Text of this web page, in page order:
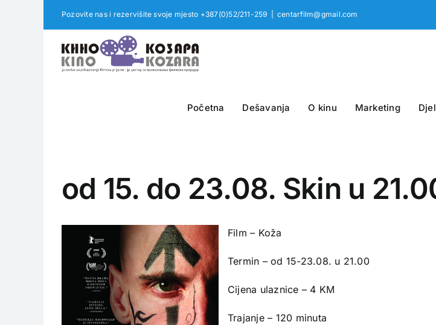
Pozovite nas i rezervišite svoje mjesto +387(0)52/211-259 centarfilm@gmail.com
Početna Dešavanja O kinu Marketing
od 15. do 23.08. Skin u
Film – Koža
Termin – od 15-23.08. u 21.00
Cijena ulaznice – 4 KM
Trajanje – 120 minuta